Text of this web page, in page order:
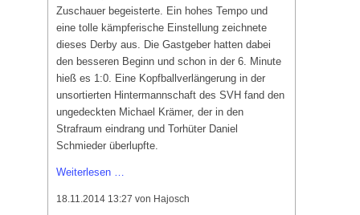
den
FV
Zuschauer begeisterte. Ein hohes Tempo und
eine tolle kämpferische Einstellung zeichnete
dieses Derby aus. Die Gastgeber hatten dabei
den besseren Beginn und schon in der 6. Minute
hieß es 1:0. Eine Kopfballverlängerung in der
unsortierten Hintermannschaft des SVH fand den
ungedeckten Michael Krämer, der in den
Strafraum eindrang und Torhüter Daniel
Schmieder überlupfte.
Weiterlesen …
für
18.11.2014 13:27 von Hajosch